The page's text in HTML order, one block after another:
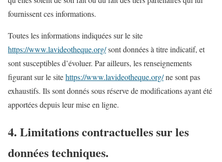
fournissent ces informations.
Toutes les informations indiquées sur le site
https://www.lavideotheque.org/sont données à titre indicatif, et
sont susceptibles d’évoluer. Par ailleurs, les renseignements
figurant sur le sitehttps://www.lavideotheque.org/ne sont pas
exhaustifs. Ils sont donnés sous réserve de modifications ayant été
apportées depuis leur mise en ligne.
4. Limitations contractuelles sur les
données techniques.